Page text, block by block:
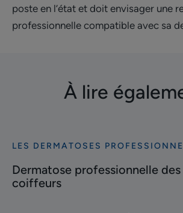
poste en l’état et doit envisager une
professionnelle compatible avec sa
À lire
Découvrir
Dermatose
professionnelle
LES DERMATOSES
Dermatose professionnelle des
coiffeurs